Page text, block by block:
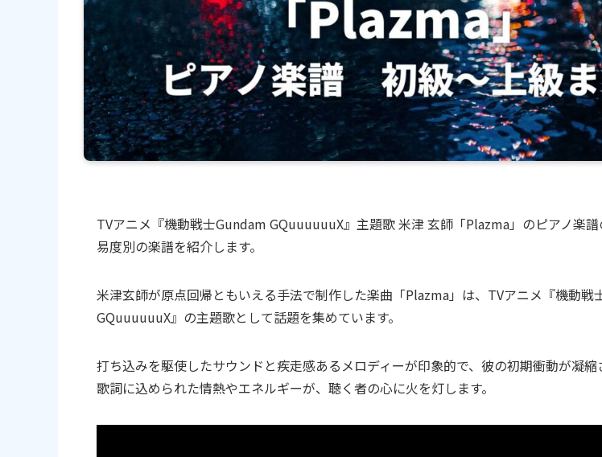
TVアニメ『機動戦士Gundam GQuuuuuuX』主題歌 米津 玄師「Plazma」のピアノ楽
易度別の楽譜を紹介します。
米津玄師が原点回帰ともいえる手法で制作した楽曲「Plazma」は、TVアニメ『機動戦
GQuuuuuuX』の主題歌として話題を集めています。
打ち込みを駆使したサウンドと疾走感あるメロディーが印象的で、彼の初期衝動が凝縮
歌詞に込められた情熱やエネルギーが、聴く者の心に火を灯します。